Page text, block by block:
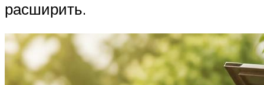
расширить.